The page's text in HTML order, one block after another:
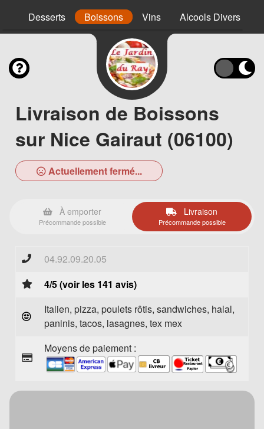
Desserts Boissons Vins Alcools Divers
Livraison de Boissons
sur Nice Gairaut (06100)
Actuellement fermé...
À emporter
Précommande possible
Livraison
Précommande possible
04.92.09.20.05
4/5 (voir les 141 avis)
Italien, pizza, poulets rôtis, sandwiches, halal,
paninis, tacos, lasagnes, tex mex
Moyens de paiement :